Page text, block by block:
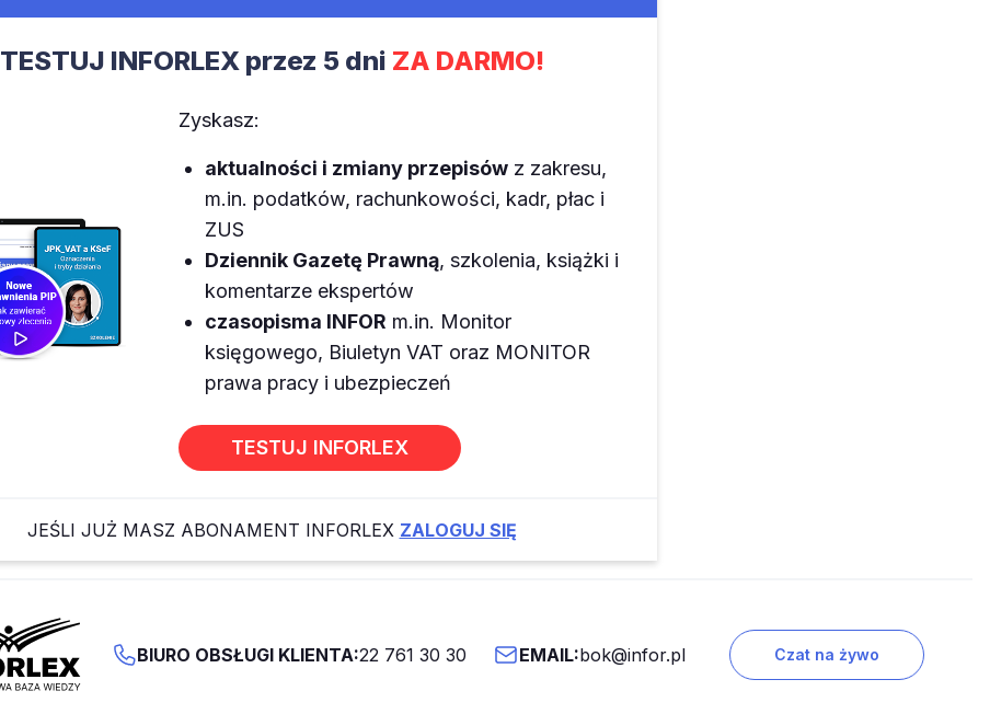
TESTUJ INFORLEX przez 5 dni ZA DARMO!
Zyskasz:
aktualności i zmiany przepisówz zakresu,
m.in. podatków, rachunkowości, kadr, płac i
ZUS
Dziennik Gazetę Prawną, szkolenia, książki i
komentarze ekspertów
czasopisma INFOR m.in. Monitor
księgowego, Biuletyn VAT oraz MONITOR
prawa pracy i ubezpieczeń
TESTUJ INFORLEX
JEŚLI JUŻ MASZ ABONAMENT INFORLEX ZALOGUJ SIĘ
BIURO OBSŁUGI KLIENTA:22 761 30 30 EMAIL:bok@infor.pl Czat na żywo